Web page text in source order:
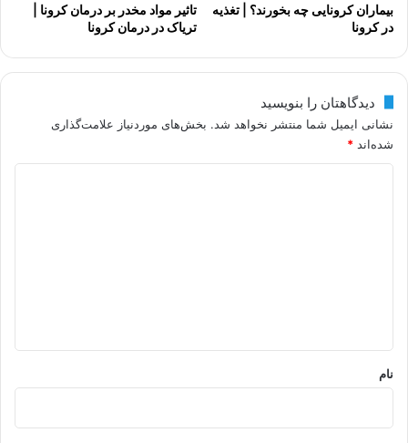
بیماران کرونایی چه بخورند؟ | تغذیه
در کرونا
تاثیر مواد مخدر بر درمان کرونا |
تریاک در درمان کرونا
دیدگاهتان را بنویسید
نشانی ایمیل شما منتشر نخواهد شد. بخش‌های موردنیاز علامت‌گذاری
شده‌اند *
نام